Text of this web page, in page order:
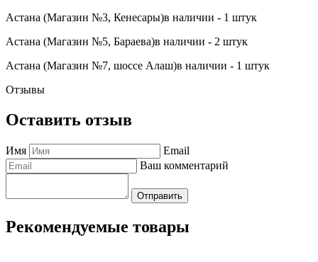
Астана (Магазин №3, Кенесары)в наличии - 1 штук
Астана (Магазин №5, Бараева)в наличии - 2 штук
Астана (Магазин №7, шоссе Алаш)в наличии - 1 штук
Отзывы
Оставить отзыв
Имя
Email
Ваш комментарий
Отправить
Рекомендуемые товары